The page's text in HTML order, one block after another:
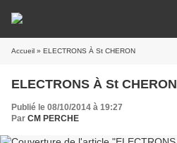
Accueil » ELECTRONS À St CHERON
ELECTRONS À St CHERON
Publié le 08/10/2014 à 19:27
Par CM PERCHE